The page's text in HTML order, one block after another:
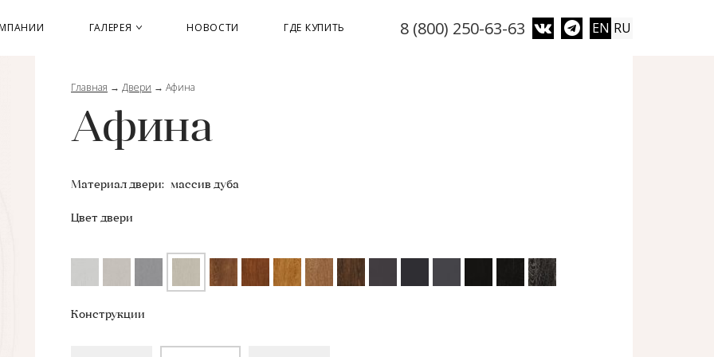
8 (800) 250-63-63 EN RU
ГАЛЕРЕЯ НОВОСТИ ГДЕ КУПИТЬ
Главная → Двери → Афина
Афина
Материал двери: массив дуба
Конструкции
Цвет двери